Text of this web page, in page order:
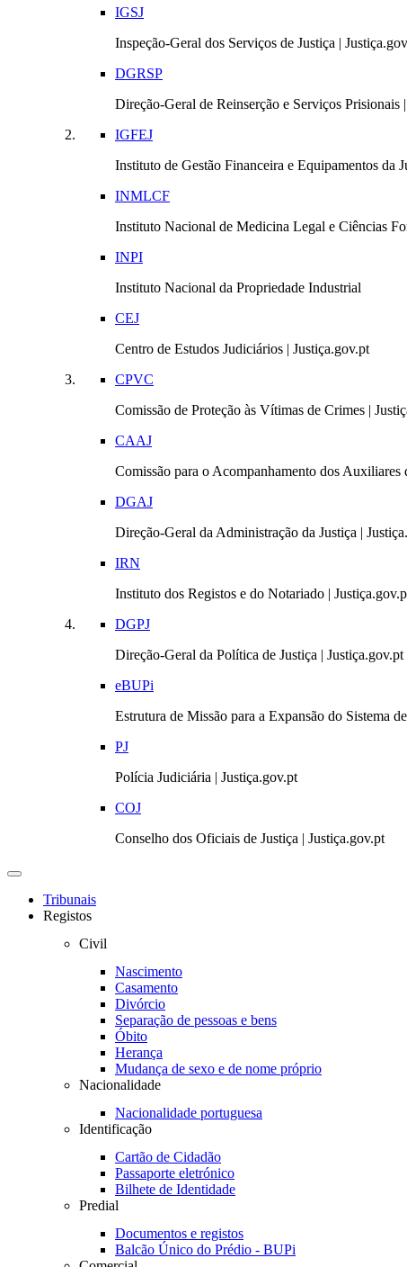
IGSJ
Inspeção-Geral dos Serviços de Justiça |
DGRSP
Direção-Geral de Reinserção e Serviços Prisionais
IGFEJ
Instituto de Gestão Financeira e Equipamentos da
INMLCF
Instituto Nacional de Medicina Legal e Ciências
INPI
Instituto Nacional da Propriedade Industrial
CEJ
Centro de Estudos Judiciários | Justiça.gov.pt
CPVC
Comissão de Proteção às Vítimas de Crimes |
CAAJ
Comissão para o Acompanhamento dos Auxiliares
DGAJ
Direção-Geral da Administração da Justiça |
IRN
Instituto dos Registos e do Notariado |
DGPJ
Direção-Geral da Política de Justiça | Justiça.gov.pt
eBUPi
Estrutura de Missão para a Expansão do Sistema
PJ
Polícia Judiciária | Justiça.gov.pt
COJ
Conselho dos Oficiais de Justiça | Justiça.gov.pt
Toggle
navigationTribunais
Registos
Civil
Nascimento
Casamento
Divórcio
Separação de pessoas e bens
Óbito
Herança
Mudança de sexo e de nome próprio
Nacionalidade
Nacionalidade portuguesa
Identificação
Cartão de Cidadão
Passaporte eletrónico
Bilhete de Identidade
Predial
Documentos e registos
Balcão Único do Prédio - BUPi